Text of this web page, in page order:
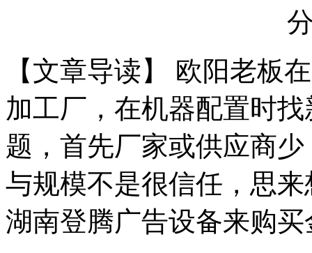
【文章导读】 欧阳老板
加工厂，在机器配置时
题，首先厂家或供应商
与规模不是很信任，思
湖南登腾广告设备来购